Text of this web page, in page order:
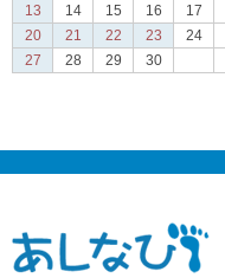
13
14 15 16 17
20
21 22 23 24
27
28 29 30